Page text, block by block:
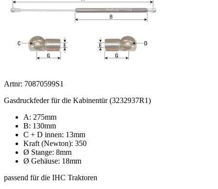
Artnr: 70870599S1
Gasdruckfeder für die Kabinentür (3232937R1)
A: 275mm
B: 130mm
C + D innen: 13mm
Kraft (Newton): 350
Ø Stange: 8mm
Ø Gehäuse: 18mm
passend für die IHC Traktoren